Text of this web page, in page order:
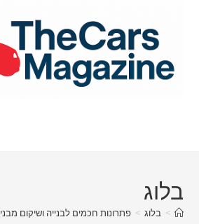
בלוג
> בלוג > פתרונות חכמים לבנייה ושיקום